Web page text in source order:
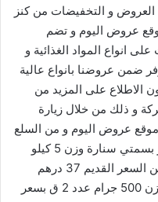
العروض و التخفيضات من كنز
عروض اليوم و تضم
انواع المواد الغذائية و
ضمن عروضنا بانواع عالية
الاطلاع على المزيد من
و ذلك من خلال زيارة
عروض اليوم و من السلع
المتوفرة في عروضنا لهذا الاسبوع ارز بسمتي سنارة وزن 5 كيلو
جرام بسعر 29.75 درهم اماراتي بدلا من السعر القديم 37 درهم
اماراتي و سباغيتي باستارينا متنوعة وزن 500 جرام عدد 2 ق بسعر